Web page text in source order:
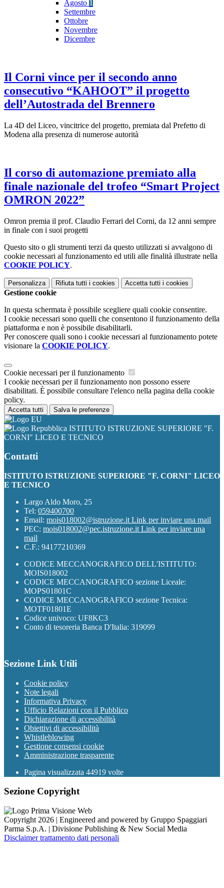
Agosto 1
Settembre
Ottobre
Novembre
Dicembre
Il Corni vince per il secondo anno
consecutivo “KAHOOT” il progetto
dell’Autostrada del Brennero
La 4D del Liceo, vincitrice del progetto, premiata dal Prefetto di
Modena alla presenza di numerose autorità
Il corso di automazione premiato alla
finale nazionale del trofeo “Smart Project
OMRON 2022”
Omron premia il prof. Claudio Ferrari del Corni, da 12 anni sempre
in finale con i suoi progetti
Questo sito o gli strumenti terzi da questo utilizzati si avvalgono di
cookie necessari al funzionamento ed utili alle finalità illustrate nella
COOKIE POLICY.
Personalizza Rifiuta tutti i cookies Accetta tutti i cookies
Gestione cookie
In questa schermata è possibile scegliere quali cookie consentire.
I cookie necessari sono quelli che consentono il funzionamento della
piattaforma e non è possibile disabilitarli.
Per conoscere quali sono i cookie necessari al funzionamento potete
visionare la COOKIE POLICY.
Cookie necessari per il funzionamento
I cookie necessari per il funzionamento non possono essere
disabilitati. È possibile consultare l'elenco nella pagina della cookie
policy.
Accetta tutti Salva le preferenze
ISTITUTO ISTRUZIONE SUPERIORE "F.
CORNI" LICEO E TECNICO
Contatti
ISTITUTO ISTRUZIONE SUPERIORE "F. CORNI" LICEO
E TECNICO
Largo Aldo Moro, 25
Tel: 059400700
Email: mois018002@istruzione.it Link per inviare una mail
PEC: mois018002@pec.istruzione.it Link per inviare una
mail
C.F.: 94177210369
CODICE MECCANOGRAFICO DELL'ISTITUTO:
MOIS018002
CODICE MECCANOGRAFICO sezione Liceale:
MOPS01801C
CODICE MECCANOGRAFICO sezione Tecnica:
MOTF01801E
Codice univoco: UF8KC3
Conto di tesoreria Banca D'Italia: 319099
Sezione Link Utili
Cookie policy
Note legali
Informativa Privacy
Ufficio Relazioni con il Pubblico
Dichiarazione di accessibilità
Obiettivi di accessibilità
Whistleblowing
Gestione consensi cookie
Amministrazione trasparente
Pagina visualizzata 44919 volte
Sezione Copyright
Copyright 2026 | Engineered and powered by Gruppo Spaggiari
Parma S.p.A. | Divisione Publishing & New Social Media
Disclaimer trattamento dati personali